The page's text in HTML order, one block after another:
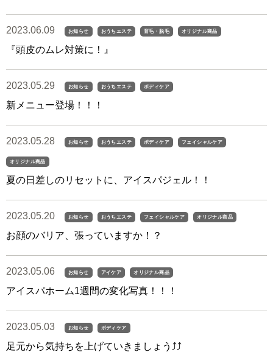
2023.06.09 お知らせ おうちエステ 育毛・脱毛 オリジナル商品
『頭皮のムレ対策に！』
2023.05.29 お知らせ おうちエステ ボディケア
新メニュー登場！！！
2023.05.28 お知らせ おうちエステ ボディケア フェイシャルケア
オリジナル商品
夏の日差しのリセットに、アイスパジェル！！
2023.05.20 お知らせ おうちエステ フェイシャルケア オリジナル商品
お顔のバリア、張っていますか！？
2023.05.06 お知らせ アイケア オリジナル商品
アイスパホーム1週間の変化写真！！！
2023.05.03 お知らせ ボディケア
足元から気持ちを上げていきましょう⤴︎⤴︎